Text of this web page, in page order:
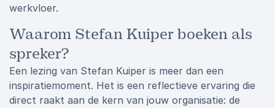
werkvloer.
Waarom Stefan Kuiper boeken als
spreker?
Een lezing van Stefan Kuiper is meer dan een
inspiratiemoment. Het is een reflectieve ervaring die
direct raakt aan de kern van jouw organisatie: de